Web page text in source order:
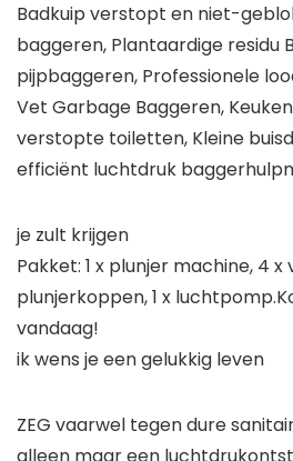
Badkuip verstopt en niet-
baggeren, Plantaardige residu
pijpbaggeren, Professionele
Vet Garbage Baggeren,
verstopte toiletten, Kleine
efficiënt luchtdruk
je zult krijgen
Pakket: 1 x plunjer machine, 4
plunjerkoppen, 1 x
vandaag!
ik wens je een gelukkig leven
ZEG vaarwel tegen dure